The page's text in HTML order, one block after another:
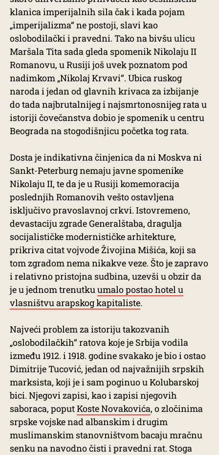
klanica imperijalnih sila čak i kada pojam
„imperijalizma“ ne postoji, slavi kao
oslobodilački i pravedni. Tako na bivšu ulicu
Maršala Tita sada gleda spomenik Nikolaju II
Romanovu, u Rusiji još uvek poznatom pod
nadimkom „Nikolaj Krvavi“. Ubica ruskog
naroda i jedan od glavnih krivaca za izbijanje
do tada najbrutalnijeg i najsmrtonosnijeg rata u
istoriji čovečanstva dobio je spomenik u centru
Beograda na stogodišnjicu početka tog rata.
Dosta je indikativna činjenica da ni Moskva ni
Sankt-Peterburg nemaju javne spomenike
Nikolaju II, te da je u Rusiji komemoracija
poslednjih Romanovih vešto ostavljena
isključivo pravoslavnoj crkvi. Istovremeno,
devastaciju zgrade Generalštaba, dragulja
socijalističke modernističke arhitekture,
prikriva citat vojvode Živojina Mišića, koji sa
tom zgradom nema nikakve veze. Što je zapravo
i relativno pristojna sudbina, uzevši u obzir da
je u jednom trenutkuumalo postao hotel u
vlasništvu arapskog kapitaliste.
Najveći problem za istoriju takozvanih
„oslobodilačkih“ ratova koje je Srbija vodila
između 1912. i 1918. godine svakako je bio i ostao
Dimitrije Tucović, jedan od najvažnijih srpskih
marksista, koji je i sam poginuo u Kolubarskoj
bici. Njegovi zapisi, kao i zapisi njegovih
saboraca, poputKoste Novakovića, o zločinima
srpske vojske nad albanskim i drugim
muslimanskim stanovništvom bacaju mračnu
senku na navodno čisti i pravedni rat. Stoga